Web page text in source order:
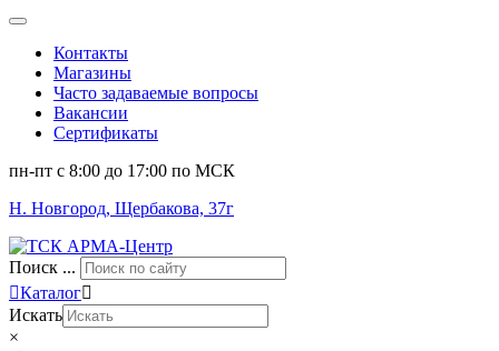
Контакты
Магазины
Часто задаваемые вопросы
Вакансии
Сертификаты
пн-пт c 8:00 до 17:00 по МСК
Н. Новгород, Щербакова, 37г
Поиск ...
Каталог
Искать
×